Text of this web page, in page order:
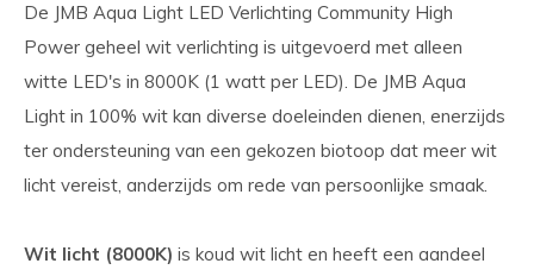
De JMB Aqua Light LED Verlichting Community High
Power geheel wit verlichting is uitgevoerd met alleen
witte LED's in 8000K (1 watt per LED). De JMB Aqua
Light in 100% wit kan diverse doeleinden dienen, enerzijds
ter ondersteuning van een gekozen biotoop dat meer wit
licht vereist, anderzijds om rede van persoonlijke smaak.
Wit licht (8000K) is koud wit licht en heeft een aandeel